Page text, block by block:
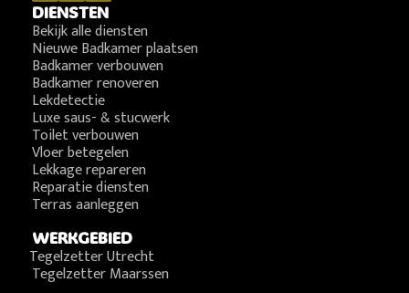
DIENSTEN
Bekijk alle diensten
Nieuwe Badkamer plaatsen
Badkamer verbouwen
Badkamer renoveren
Lekdetectie
Luxe saus- & stucwerk
Toilet verbouwen
Vloer betegelen
Lekkage repareren
Reparatie diensten
Terras aanleggen
WERKGEBIED
Tegelzetter Utrecht
Tegelzetter Maarssen